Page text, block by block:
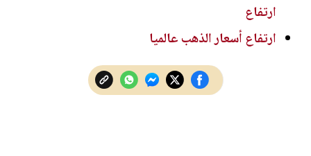
ارتفاع
ارتفاع أسعار الذهب عالميا